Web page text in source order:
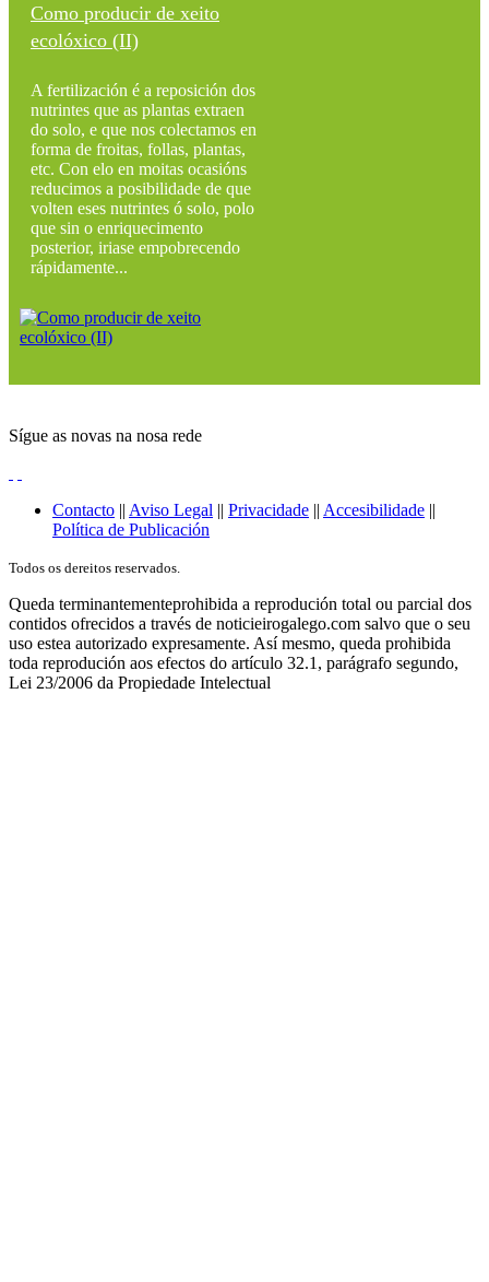
Como producir de xeito
ecolóxico (II)
A fertilización é a reposición dos
nutrintes que as plantas extraen
do solo, e que nos colectamos en
forma de froitas, follas, plantas,
etc. Con elo en moitas ocasións
reducimos a posibilidade de que
volten eses nutrintes ó solo, polo
que sin o enriquecimento
posterior, iriase empobrecendo
rápidamente...
Sígue as novas na nosa rede
Contacto || Aviso Legal || Privacidade || Accesibilidade ||
Política de Publicación
Todos os dereitos reservados.
Queda terminantementeprohibida a reprodución total ou parcial dos
contidos ofrecidos a través de noticieirogalego.com salvo que o seu
uso estea autorizado expresamente. Así mesmo, queda prohibida
toda reprodución aos efectos do artículo 32.1, parágrafo segundo,
Lei 23/2006 da Propiedade Intelectual